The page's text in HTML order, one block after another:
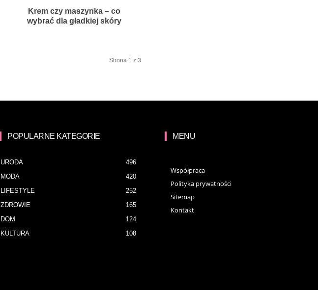
Krem czy maszynka – co
wybrać dla gładkiej skóry
Strona 1 z 3
POPULARNE KATEGORIE
URODA
496
MODA
420
LIFESTYLE
252
ZDROWIE
165
DOM
124
KULTURA
108
MENU
Współpraca
Polityka prywatności
Sitemap
Kontakt